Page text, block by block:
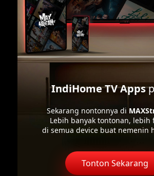
IndiHome TV Apps
Sekarang nontonnya di
Lebih banyak tontonan, lebih
di semua device buat nemenin
Tonton Sekarang